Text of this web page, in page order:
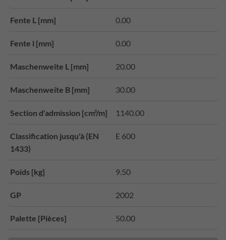
Fente L [mm] 0.00
Fente l [mm] 0.00
Maschenweite L [mm] 20.00
Maschenweite B [mm] 30.00
Section d'admission [cm²/m] 1140.00
Classification jusqu'à (EN
1433)
E 600
Poids [kg] 9.50
GP 2002
Palette [Pièces] 50.00